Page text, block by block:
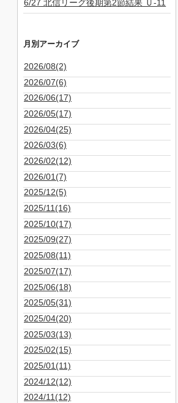
6/27 北信リーグ後期第2節結果 Ｕ-11
月別アーカイブ
2026/08(2)
2026/07(6)
2026/06(17)
2026/05(17)
2026/04(25)
2026/03(6)
2026/02(12)
2026/01(7)
2025/12(5)
2025/11(16)
2025/10(17)
2025/09(27)
2025/08(11)
2025/07(17)
2025/06(18)
2025/05(31)
2025/04(20)
2025/03(13)
2025/02(15)
2025/01(11)
2024/12(12)
2024/11(12)